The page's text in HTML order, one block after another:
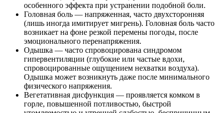
особенного эффекта при устранении подобной боли.
Головная боль — напряженная, часто двухсторонняя
(лишь иногда имитирует мигрень). Головная боль часто
возникает на фоне резкой перемены погоды, после
эмоционального перенапряжения.
Одышка — часто спровоцирована синдромом
гипервентиляции (глубокие или частые вдохи,
спровоцированные ощущением нехватки воздуха).
Одышка может возникнуть даже после минимального
физического напряжения.
Вегетативная дисфункция — проявляется комком в
горле, повышенной потливостью, быстрой